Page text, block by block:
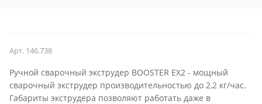
Арт. 146.738
Ручной сварочный экструдер BOOSTER EX2 - мощный
сварочный экструдер производительностью до 2,2 кг/час.
Габариты экструдера позволяют работать даже в